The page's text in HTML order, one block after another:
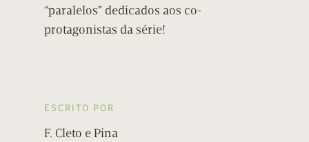
“paralelos” dedicados aos co-
protagonistas da série!
ESCRITO POR
F. Cleto e Pina